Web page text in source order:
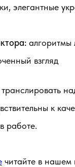
элегантные
алгоритмы
взгляд
к
работе.
читайте в нашем